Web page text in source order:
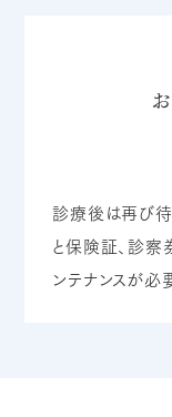
診療後は再び
と保険証、診察
ンテナンスが必